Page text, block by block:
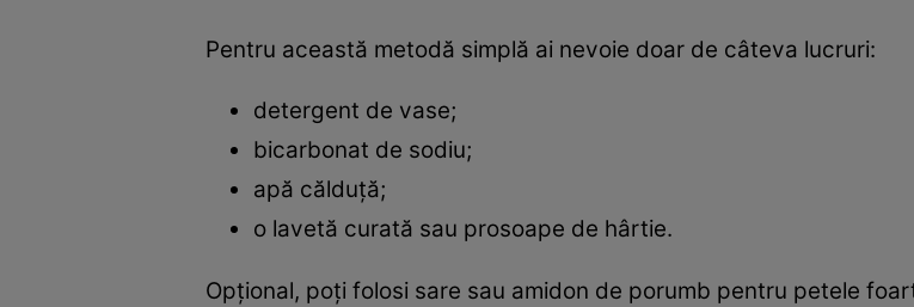
Pentru această metodă simplă ai nevoie doar de câteva lucruri:
detergent de vase;
bicarbonat de sodiu;
apă călduță;
o lavetă curată sau prosoape de hârtie.
Opțional, poți folosi sare sau amidon de porumb pentru petele